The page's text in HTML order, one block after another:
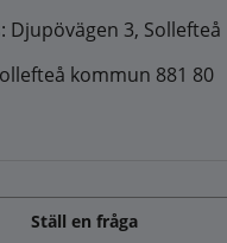
Djupövägen 3, Sollefteå
kommun 881 80
Ställ en fråga